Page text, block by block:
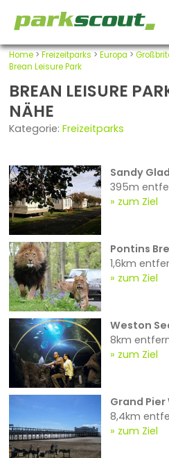
Home> Freizeitparks > Europa >
Brean Leisure Park
BREAN LEISURE
NÄHE
Kategorie: Freizeitparks
Sandy
395m
zum Ziel
Pontins
1,6km
zum Ziel
Weston
8km
zum Ziel
Grand
8,4km
zum Ziel